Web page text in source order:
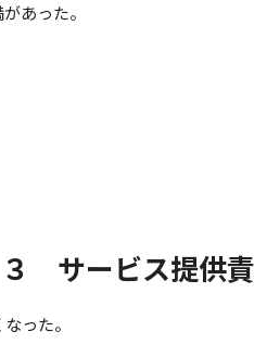
あった。
サービス提供
った。